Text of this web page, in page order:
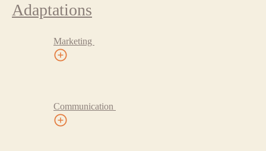
Adaptations
Marketing
Communication